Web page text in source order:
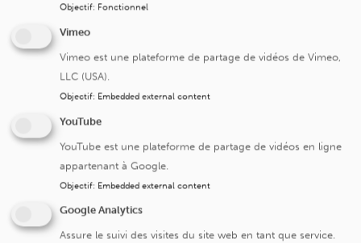
Cliniques universitaires Saint-Luc
+32 2 764 11 11
Fax. +32 2 764 37 03
Objectif: Fonctionnel
Vimeo
Vimeo est une plateforme de partage de vidéos de Vimeo,
LLC (USA).
Objectif: Embedded external content
YouTube
YouTube est une plateforme de partage de vidéos en ligne
appartenant à Google.
Objectif: Embedded external content
Google Analytics
Assure le suivi des visites du site web en tant que service.